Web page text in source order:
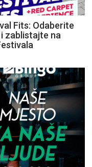
Fits: Odaberite
zablistajte na